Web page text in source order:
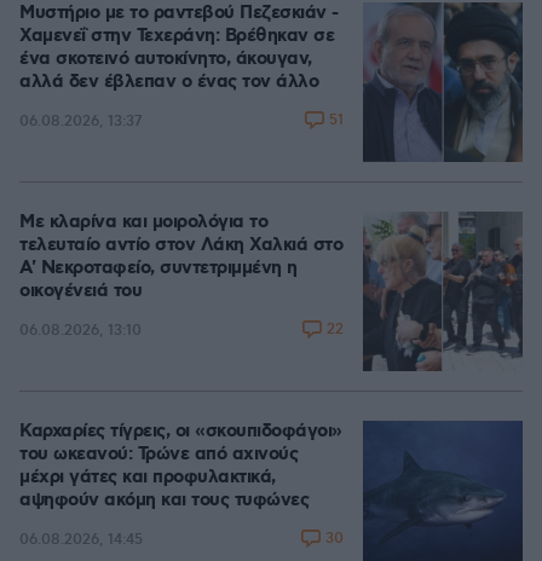
Μυστήριο με το ραντεβού Πεζεσκιάν -
Χαμενεΐ στην Τεχεράνη: Βρέθηκαν σε
ένα σκοτεινό αυτοκίνητο, άκουγαν,
αλλά δεν έβλεπαν ο ένας τον άλλο
06.08.2026, 13:37 51
Με κλαρίνα και μοιρολόγια το
τελευταίο αντίο στον Λάκη Χαλκιά στο
A' Νεκροταφείο, συντετριμμένη η
οικογένειά του
06.08.2026, 13:10 22
Καρχαρίες τίγρεις, οι «σκουπιδοφάγοι»
του ωκεανού: Τρώνε από αχινούς
μέχρι γάτες και προφυλακτικά,
αψηφούν ακόμη και τους τυφώνες
06.08.2026, 14:45 30